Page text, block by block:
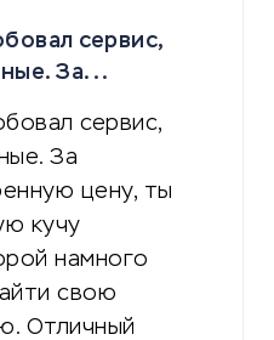
сервис,
За...
сервис,
За
цену, ты
кучу
намного
свою
Отличный